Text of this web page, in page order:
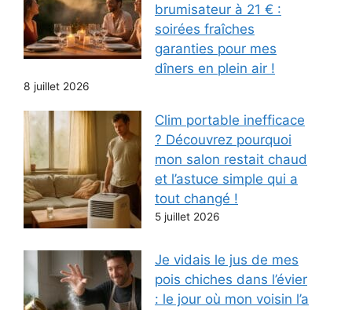
brumisateur à 21 € :
soirées fraîches
garanties pour mes
dîners en plein air !
8 juillet 2026
Clim portable inefficace
? Découvrez pourquoi
mon salon restait chaud
et l’astuce simple qui a
tout changé !
5 juillet 2026
Je vidais le jus de mes
pois chiches dans l’évier
: le jour où mon voisin l’a